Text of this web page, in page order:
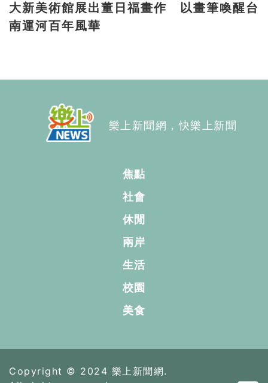
大新美術館展出董日福畫作 以畫筆喚醒台
南運河百年風華
樂上新聞網，快樂上新聞
焦點
社會
休閒
兩岸
生活
校園
美食
Copyright © 2024 樂上新聞網.